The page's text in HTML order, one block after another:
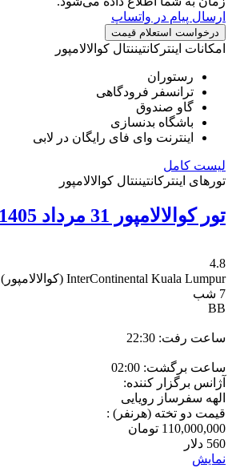
ارسال پیام در واتساپ
درخواست استعلام قیمت
امکانات اینترکانتیننتال کوالالامپور
رستوران
ترانسفر فرودگاهی
گاو صندوق
باشگاه بدنسازی
اینترنت وای فای رایگان در لابی
لیست کامل
تورهای اینترکانتیننتال کوالالامپور
تور کوالالامپور 31 مرداد 1405
4.8
InterContinental Kuala Lumpur (کوالالامپور)
7 شب
BB
ساعت رفت: 22:30
ساعت برگشت: 02:00
آژانس برگزار کننده:
الهه سفرساز رویایی
قیمت دو تخته (هرنفر) :
110,000,000 تومان
560 دلار
نمایش